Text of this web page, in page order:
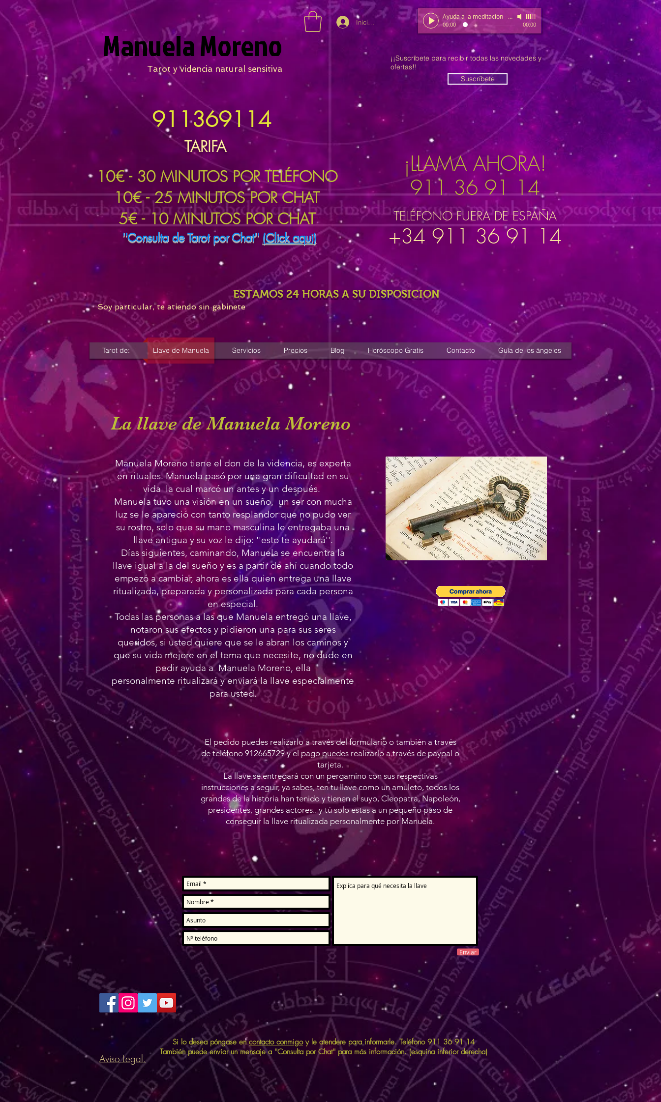
Manuela Moreno
Tarot y videncia natural sensitiva
Iniciar sesión
Ayuda a la meditacion- Relax
00:00 00:00
¡¡Suscríbete para recibir todas las novedades y
ofertas!!
Suscríbete
911369114
TARIFA
10€ - 30 MINUTOS POR TELÉFONO
10€ - 25 MINUTOS POR CHAT
5€ - 10 MINUTOS POR CHAT
''Consulta de Tarot por Chat'' (Click aqui)
¡LLAMA AHORA!
911 36 91 14
TELÉFONO FUERA DE ESPAÑA
+34 911 36 91 14
ESTAMOS 24 HORAS A SU DISPOSICION
Soy particular, te atiendo sin gabinete
Tarot de: Llave de Manuela Servicios Precios Blog Horóscopo Gratis Contacto Guía de los ángeles
La llave de Manuela Moreno
Manuela Moreno tiene el don de la videncia, es experta
en rituales. Manuela pasó por una gran dificultad en su
vida la cual marcó un antes y un después.
Manuela tuvo una visión en un sueño, un ser con mucha
luz se le apareció con tanto resplandor que no pudo ver
su rostro, solo que su mano masculina le entregaba una
llave antigua y su voz le dijo: ''esto te ayudará''.
Días siguientes, caminando, Manuela se encuentra la
llave igual a la del sueño y es a partir de ahí cuando todo
empezó a cambiar, ahora es ella quien entrega una llave
ritualizada, preparada y personalizada para cada persona
en especial.
Todas las personas a las que Manuela entregó una llave,
notaron sus efectos y pidieron una para sus seres
queridos, si usted quiere que se le abran los caminos y
que su vida mejore en el tema que necesite, no dude en
pedir ayuda a Manuela Moreno, ella
personalmente ritualizará y enviará la llave especialmente
para usted.
El pedido puedes realizarlo a través del formulario o también a través
de teléfono 912665729 y el pago puedes realizarlo a través de paypal o
tarjeta.
La llave se entregará con un pergamino con sus respectivas
instrucciones a seguir, ya sabes, ten tu llave como un amuleto, todos los
grandes de la historia han tenido y tienen el suyo, Cleopatra, Napoleón,
presidentes, grandes actores.. y tú solo estas a un pequeño paso de
conseguir la llave ritualizada personalmente por Manuela.
Enviar
Si lo desea póngase encontacto conmigoy le atendere para informarle. Teléfono 911 36 91 14
También puede enviar un mensaje a ''Consulta por Chat'' para más información. (esquina inferior derecha)
Aviso Legal.